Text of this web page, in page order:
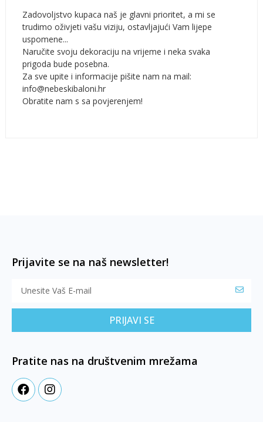
Zadovoljstvo kupaca naš je glavni prioritet, a mi se
trudimo oživjeti vašu viziju, ostavljajući Vam lijepe
uspomene...
Naručite svoju dekoraciju na vrijeme i neka svaka
prigoda bude posebna.
Za sve upite i informacije pišite nam na mail:
info@nebeskibaloni.hr
Obratite nam s sa povjerenjem!
Prijavite se na naš newsletter!
PRIJAVI SE
Pratite nas na društvenim mrežama